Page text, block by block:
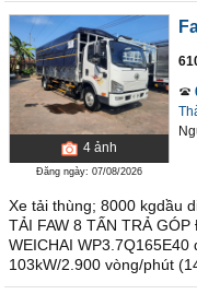
4 ảnh
Đăng ngày: 07/08/2026
Xe tải thùng; 8000 kgdầu
TẢI FAW 8 TẤN TRẢ
WEICHAI
103kW/2.900 vòng/phút